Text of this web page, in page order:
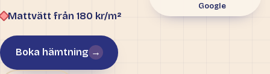
Mattvätt från 180 kr/m²
Boka hämtning →
Google